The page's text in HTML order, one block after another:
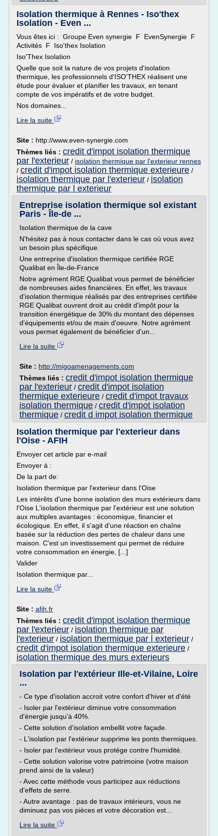
Isolation thermique à Rennes - Iso'thex
Isolation - Even ...
Vous êtes ici : Groupe Even synergie F EvenSynergie F
Activités F Iso'thex Isolation
Iso'Thex Isolation
Quelle que soit la nature de vos projets d'isolation
thermique, les professionnels d'ISO'THEX réalisent une
étude pour évaluer et planifier les travaux, en tenant
compte de vos impératifs et de votre budget.
Nos domaines...
Lire la suite
Site : http://www.even-synergie.com
Thèmes liés : credit d'impot isolation thermique
par l'exterieur / isolation thermique par l'exterieur rennes
/ credit d'impot isolation thermique exterieure /
isolation thermique par l'exterieur / isolation
thermique par l exterieur
Entreprise isolation thermique sol existant
Paris - Île-de ...
Isolation thermique de la cave
N'hésitez pas à nous contacter dans le cas où vous avez
un besoin plus spécifique.
Une entreprise d'isolation thermique certifiée RGE
Qualibat en Île-de-France
Notre agrément RGE Qualibat vous permet de bénéficier
de nombreuses aides financières. En effet, les travaux
d'isolation thermique réalisés par des entreprises certifiée
RGE Qualibat ouvrent droit au crédit d'impôt pour la
transition énergétique de 30% du montant des dépenses
d'équipements et/ou de main d'oeuvre. Notre agrément
vous permet également de bénéficier d'un...
Lire la suite
Site : http://migoamenagements.com
Thèmes liés : credit d'impot isolation thermique
par l'exterieur / credit d'impot isolation
thermique exterieure / credit d'impot travaux
isolation thermique / credit d'impot isolation
thermique / credit d impot isolation thermique
Isolation thermique par l'exterieur dans
l'Oise - AFIH
Envoyer cet article par e-mail
Envoyer á :
De la part de:
Isolation thermique par l'exterieur dans l'Oise
Les intérêts d'une bonne isolation des murs extérieurs dans
l'Oise L'isolation thermique par l'extérieur est une solution
aux multiples avantages : économique, financier et
écologique. En effet, il s'agit d'une réaction en chaîne
basée sur la réduction des pertes de chaleur dans une
maison. C'est un investissement qui permet de réduire
votre consommation en énergie, [...]
Valider
Isolation thermique par...
Lire la suite
Site : afih.fr
Thèmes liés : credit d'impot isolation thermique
par l'exterieur / isolation thermique par
l'exterieur / isolation thermique par l exterieur /
credit d'impot isolation thermique exterieure /
isolation thermique des murs exterieurs
Isolation par l'extérieur Ille-et-Vilaine, Loire
...
- Ce type d'isolation accroit votre confort d'hiver et d'été
- Isoler par l'extérieur diminue votre consommation
d'énergie jusqu'à 40%.
- Cette solution d'isolation embellit votre façade.
- L'isolation par l'extérieur supprime les ponts thermiques.
- Isoler par l'extérieur vous protége contre l'humidité.
- Cette solution valorise votre patrimoine (votre maison
prend ainsi de la valeur)
- Avec cette méthode vous participez aux réductions
d'effets de serre.
- Autre avantage : pas de travaux intérieurs, vous ne
diminuez pas vos pièces et votre décoration est...
Lire la suite